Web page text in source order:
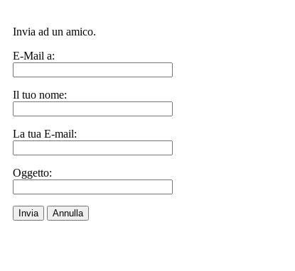
Invia ad un amico.
E-Mail a:
Il tuo nome:
La tua E-mail:
Oggetto:
Invia Annulla